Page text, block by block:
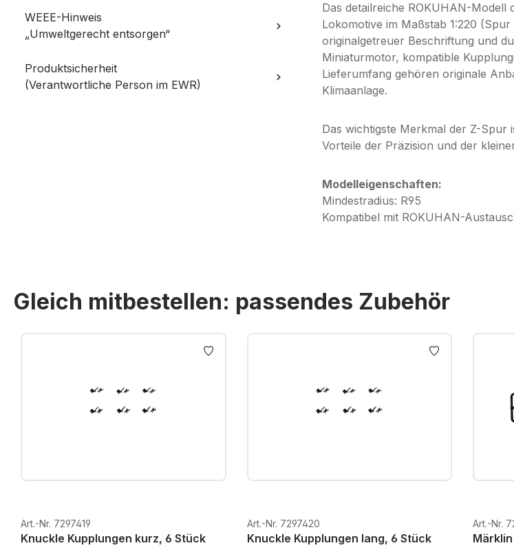
WEEE-Hinweis
„Umweltgerecht entsorgen“
Produktsicherheit
(Verantwortliche Person im EWR)
Das detailreiche ROKUHAN-Modell
Lokomotive im Maßstab 1:220
originalgetreuer Beschriftung und
Miniaturmotor, kompatible
Lieferumfang gehören originale
Klimaanlage.
Das wichtigste Merkmal der Z-Spur
Vorteile der Präzision und der
Modelleigenschaften:
Mindestradius: R95
Kompatibel mit ROKUHAN-
Gleich mitbestellen: passendes Zubehör
Produktgalerie überspringen
Art.-Nr. 7297419
Knuckle Kupplungen kurz, 6 Stück
Art.-Nr. 7297420
Knuckle Kupplungen lang, 6 Stück
Art.-Nr.